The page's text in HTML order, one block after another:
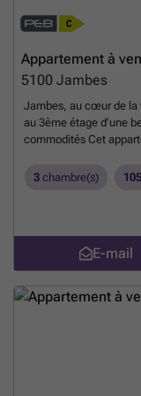
Appartement à
5100 Jambes
Jambes, au cœur de la
au 3ème étage d’une
commodités Cet
avec accès à un
salle de bain.
et un garage inclus
250 €/mois, eau froide
kWh/an -
savoir plus ?
3 chambre(s) 105
E-mail